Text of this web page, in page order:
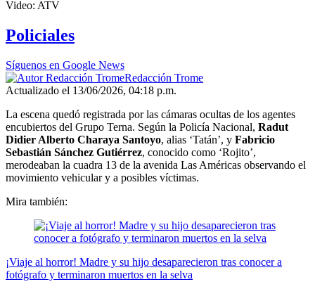
seconds
minutes,
16
seconds
Video: ATV
Policiales
Síguenos en Google News
Redacción Trome
Actualizado el 13/06/2026, 04:18 p.m.
La escena quedó registrada por las cámaras ocultas de los agentes
encubiertos del Grupo Terna. Según la Policía Nacional, Radut
Didier Alberto Charaya Santoyo, alias ‘Tatán’, y Fabricio
Sebastián Sánchez Gutiérrez, conocido como ‘Rojito’,
merodeaban la cuadra 13 de la avenida Las Américas observando el
movimiento vehicular y a posibles víctimas.
Mira también:
¡Viaje al horror! Madre y su hijo desaparecieron tras conocer a
fotógrafo y terminaron muertos en la selva